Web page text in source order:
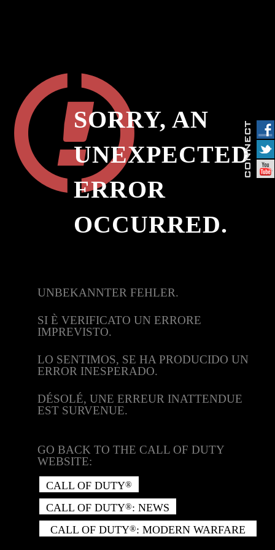
SORRY, AN
UNEXPECTED
ERROR
OCCURRED.
UNBEKANNTER FEHLER.
SI È VERIFICATO UN ERRORE
IMPREVISTO.
LO SENTIMOS, SE HA PRODUCIDO UN
ERROR INESPERADO.
DÉSOLÉ, UNE ERREUR INATTENDUE
EST SURVENUE.
GO BACK TO THE CALL OF DUTY
WEBSITE:
CALL OF DUTY®
CALL OF DUTY®: NEWS
CALL OF DUTY®: MODERN WARFARE